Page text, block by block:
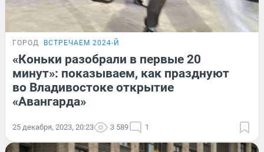
ГОРОД ВСТРЕЧАЕМ 2024-Й
«Коньки разобрали в первые 20
минут»: показываем, как празднуют
во Владивостоке открытие
«Авангарда»
25 декабря, 2023, 20:23 3 589 1